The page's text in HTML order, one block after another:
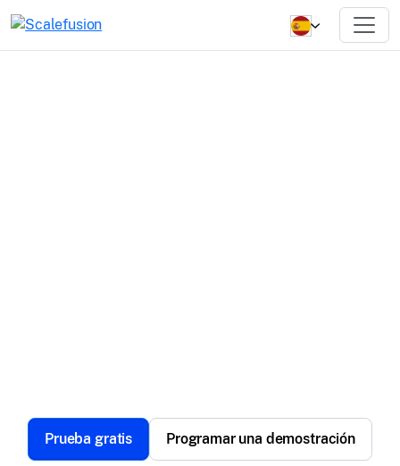
Prueba gratis Programar una demostración